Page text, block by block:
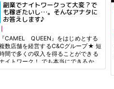
副業でナイトワークって大変？で
も稼ぎたいし…。そんなアナタに
お答えします♪
CAMEL QUEEN』をはじめとする
数店舗を経営するC&Cグループ★ 短
間で多くの収入を得ることができる
イトワーク！ でも本当にできるか
？みんなどうやって副業としてやっ